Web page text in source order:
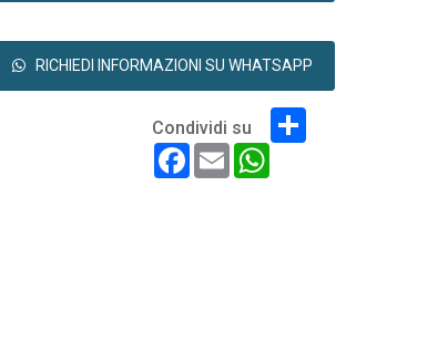
RICHIEDI INFORMAZIONI SU WHATSAPP
Condividi su
Facebook
Email